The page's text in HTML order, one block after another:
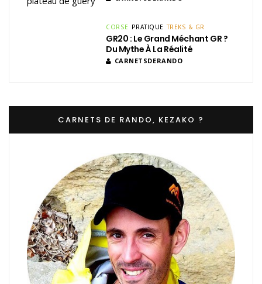
CORSE PRATIQUE TREKS & GR
GR20 : Le Grand Méchant GR ?
Du Mythe À La Réalité
CARNETSDERANDO
CARNETS DE RANDO, KEZAKO ?